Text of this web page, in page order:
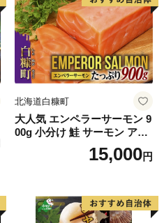
北海道白糠町
大人気 エンペラーサーモン 9
00g 小分け 鮭 サーモン アト
ランティックサーモン 水産
庁長官賞 受賞 さけ シャケ し
満足 美味しい 贈答 生食用 刺
身 お刺身 刺し身 魚介類 海鮮
15,000円